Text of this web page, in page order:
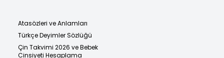
Atasözleri ve Anlamları
Türkçe Deyimler Sözlüğü
Çin Takvimi 2026 ve Bebek
Cinsiyeti Hesaplama